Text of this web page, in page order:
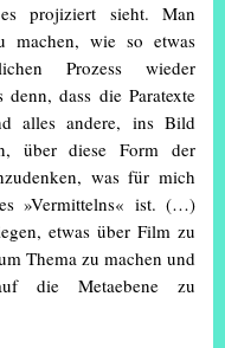
projiziert sieht. Man
machen, wie so etwas
Prozess wieder
dass die Paratexte
alles andere, ins Bild
über diese Form der
was für mich
»Vermittelns« ist. (…)
etwas über Film zu
Thema zu machen und
die Metaebene zu